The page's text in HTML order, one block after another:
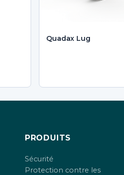
Quadax Lug
PRODUITS
Sécurité
Protection contre les